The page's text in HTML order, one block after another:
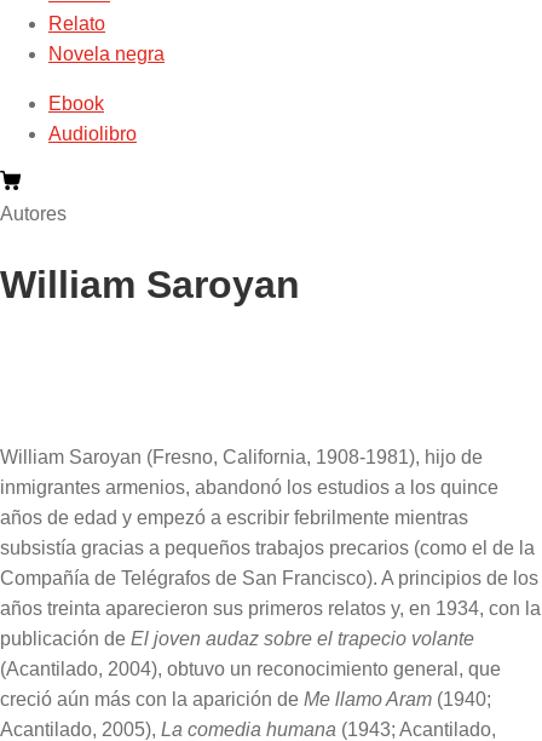
Relato
Novela negra
Ebook
Audiolibro
Autores
William Saroyan
William Saroyan (Fresno, California, 1908-1981), hijo de
inmigrantes armenios, abandonó los estudios a los quince
años de edad y empezó a escribir febrilmente mientras
subsistía gracias a pequeños trabajos precarios (como el de la
Compañía de Telégrafos de San Francisco). A principios de los
años treinta aparecieron sus primeros relatos y, en 1934, con la
publicación de El joven audaz sobre el trapecio volante
(Acantilado, 2004), obtuvo un reconocimiento general, que
creció aún más con la aparición de Me llamo Aram (1940;
Acantilado, 2005), La comedia humana (1943; Acantilado,